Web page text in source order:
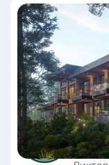
Текстильная
одежда﻿,
обработка
натуральные
экологичные